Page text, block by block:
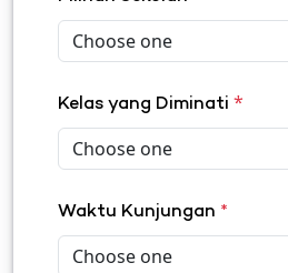
Kelas yang Diminati *
Waktu Kunjungan *